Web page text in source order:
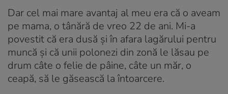
Dar cel mai mare avantaj al meu era că o aveam
pe mama, o tânără de vreo 22 de ani. Mi-a
povestit că era dusă și în afara lagărului pentru
muncă și că unii polonezi din zonă le lăsau pe
drum câte o felie de pâine, câte un măr, o
ceapă, să le găsească la întoarcere.